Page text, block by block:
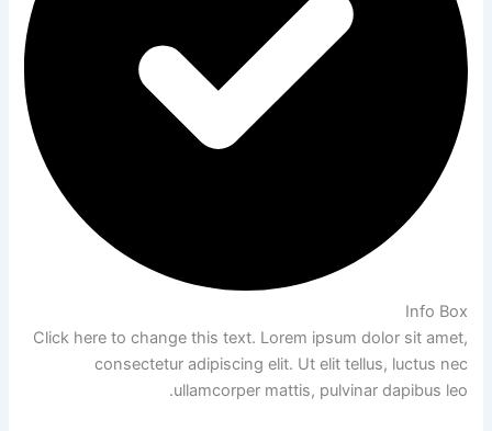
Info Box
Click here to change this text. Lorem ipsum dolor sit amet,
consectetur adipiscing elit. Ut elit tellus, luctus nec
ullamcorper mattis, pulvinar dapibus leo.